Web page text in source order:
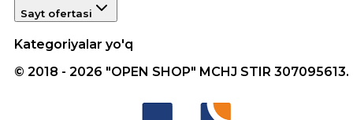
Sayt ofertasi
Kategoriyalar yo'q
© 2018 - 2026 "OPEN SHOP" MCHJ STIR 307095613.